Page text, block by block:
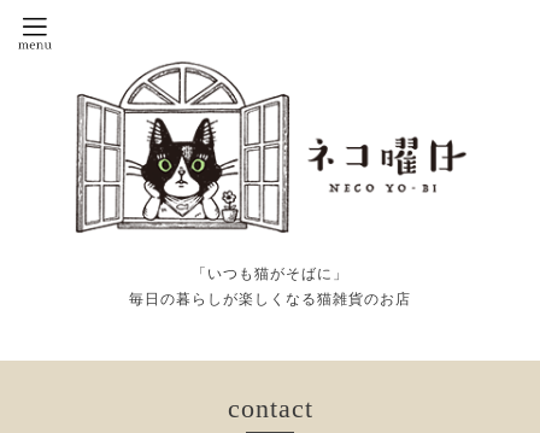
「いつも猫がそばに」
毎日の暮らしが楽しくなる猫雑貨のお店
contact